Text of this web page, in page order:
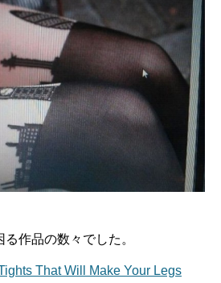
作品の数々でした。
That Will Make Your Legs